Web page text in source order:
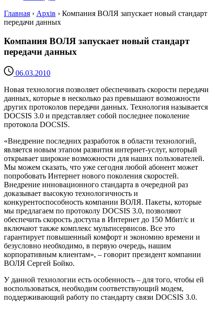
Главная › Архів › Компания ВОЛЯ запускает новый стандарт
передачи данных
Компания ВОЛЯ запускает новый стандарт
передачи данных
06.03.2010
Новая технология позволяет обеспечивать скорости передачи
данных, которые в несколько раз превышают возможности
других протоколов передачи данных. Технология называется
DOCSIS 3.0 и представляет собой последнее поколение
протокола DOCSIS.
«Внедрение последних разработок в области технологий,
является новым этапом развития интернет-услуг, который
открывает широкие возможности для наших пользователей.
Мы можем сказать, что уже сегодня любой абонент может
попробовать Интернет нового поколения скоростей.
Внедрение инновационного стандарта в очередной раз
доказывает высокую технологичность и
конкурентоспособность компании ВОЛЯ. Пакеты, которые
мы предлагаем по протоколу DOCSIS 3.0, позволяют
обеспечить скорость доступа в Интернет до 150 Мбит/с и
включают также комплекс мультисервисов. Все это
гарантирует повышенный комфорт и экономию времени и
безусловно необходимо, в первую очередь, нашим
корпоративным клиентам», – говорит президент компании
ВОЛЯ Сергей Бойко.
У данной технологии есть особенность – для того, чтобы ей
воспользоваться, необходим соответствующий модем,
поддерживающий работу по стандарту связи DOCSIS 3.0.